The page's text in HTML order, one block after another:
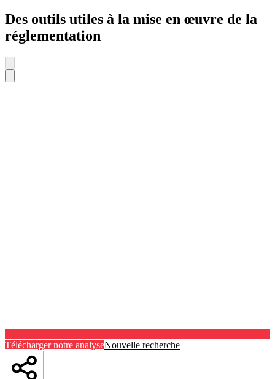
Des outils utiles à la mise en œuvre de la
réglementation
Télécharger notre analyseNouvelle recherche